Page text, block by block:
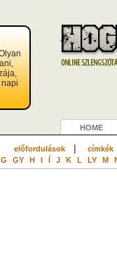
HOME
előfordulások| címkék
G GY H I Í J K L LY M